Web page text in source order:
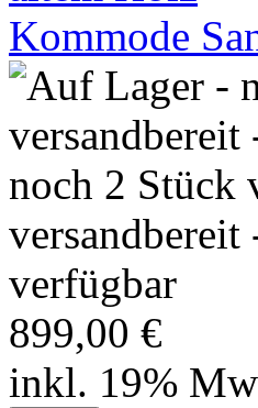
Kommode
verfügbar
899,00 €
inkl. 19%